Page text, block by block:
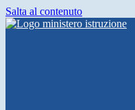
Salta al contenuto